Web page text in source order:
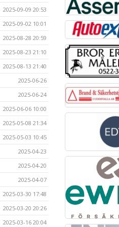
2025-09-09 20:53
2025-09-02 10:01
2025-08-28 20:59
2025-08-23 21:10
2025-08-13 21:40
2025-06-26
2025-06-24
2025-06-06 10:00
2025-05-08 21:34
2025-05-03 10:45
2025-04-23
2025-04-20
2025-04-07
2025-03-30 17:48
2025-03-20 20:26
2025-03-16 20:04